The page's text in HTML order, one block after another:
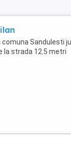
Sandulesti
la strada 12.5 metri